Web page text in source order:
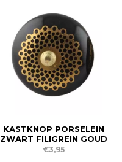
KASTKNOP PORSELEIN
ZWART FILIGREIN GOUD
€3,95